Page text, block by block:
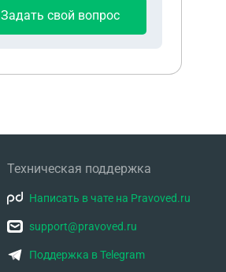
Задать свой вопрос
Техническая поддержка
Написать в чате на Pravoved.ru
support@pravoved.ru
Поддержка в Telegram